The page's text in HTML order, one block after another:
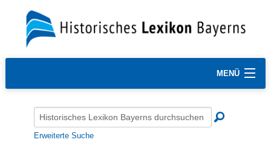
MENÜ
Erweiterte Suche